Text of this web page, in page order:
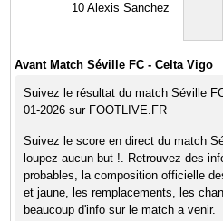
10 Alexis Sanchez
Avant Match Séville FC - Celta Vigo
Suivez le résultat du match Séville
01-2026 sur FOOTLIVE.FR
Suivez le score en direct du match
loupez aucun but !. Retrouvez des
probables, la composition officielle
et jaune, les remplacements, les
beaucoup d'info sur le match a venir.